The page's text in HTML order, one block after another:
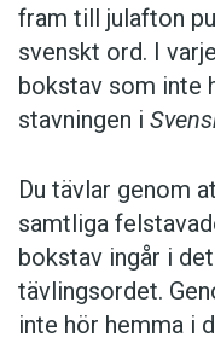
fram till julafton
svenskt ord. I
bokstav som inte
stavningen i
Du tävlar genom
samtliga
bokstav ingår i
tävlingsordet.
inte hör hemma i